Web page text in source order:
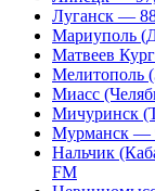
Луганск —
Мариуполь
Матвеев
Мелитополь
Миасс
Мичуринск
Мурманск —
Нальчик
FM